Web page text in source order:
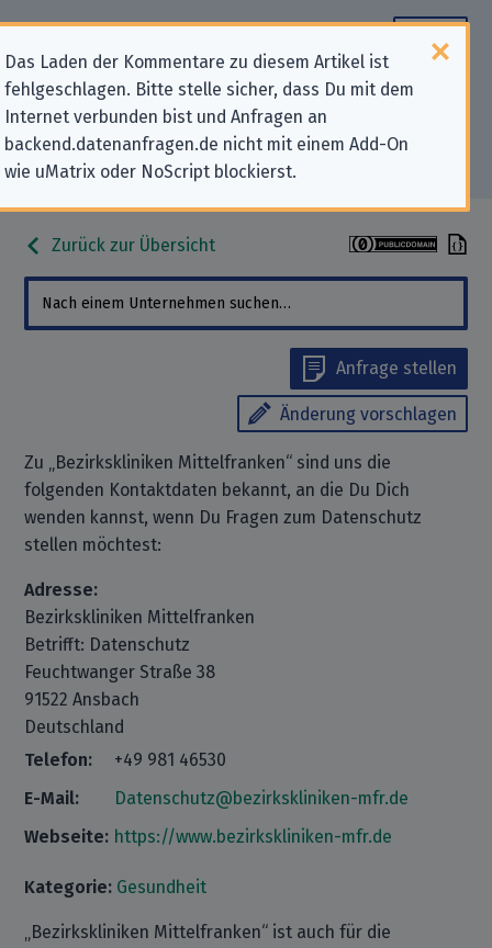
Das Laden der Kommentare zu diesem Artikel ist
fehlgeschlagen. Bitte stelle sicher, dass Du mit dem
Internet verbunden bist und Anfragen an
backend.datenanfragen.de nicht mit einem Add-On
wie uMatrix oder NoScript blockierst.
Datenschutz-Kontaktdaten für
„Bezirkskliniken Mittelfranken“
Zurück zur Übersicht
Anfrage stellen
Änderung vorschlagen
Zu „Bezirkskliniken Mittelfranken“ sind uns die
folgenden Kontaktdaten bekannt, an die Du Dich
wenden kannst, wenn Du Fragen zum Datenschutz
stellen möchtest:
Adresse:
Bezirkskliniken Mittelfranken
Betrifft: Datenschutz
Feuchtwanger Straße 38
91522 Ansbach
Deutschland
Telefon:
+49 981 46530
E-Mail:
Datenschutz@bezirkskliniken-mfr.de
Webseite: https://www.bezirkskliniken-mfr.de
Kategorie: Gesundheit
„Bezirkskliniken Mittelfranken“ ist auch für die